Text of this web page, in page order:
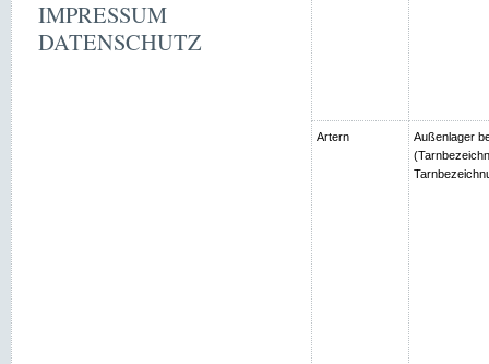
IMPRESSUM
DATENSCHUTZ
Artern
Außenlager